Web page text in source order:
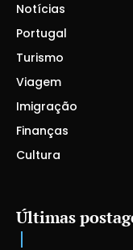
Notícias
Portugal
Turismo
Viagem
Imigração
Finanças
Cultura
Últimas